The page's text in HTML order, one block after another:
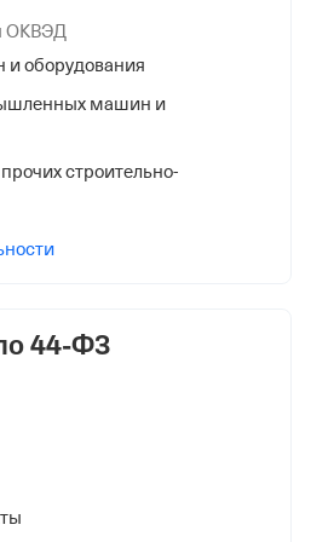
Проезд, Домовладение
в ПФР
органа
и Социального
Федерации по гор. Москве и
ОКВЭД
оборудования
машин и
строительно-
44-ФЗ